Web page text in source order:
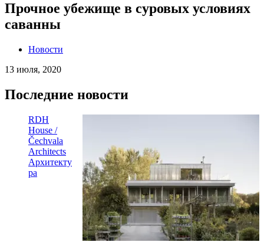
Прочное убежище в суровых условиях
саванны
Новости
13 июля, 2020
Последние новости
RDH
House /
Čechvala
Architects
Архитекту
ра